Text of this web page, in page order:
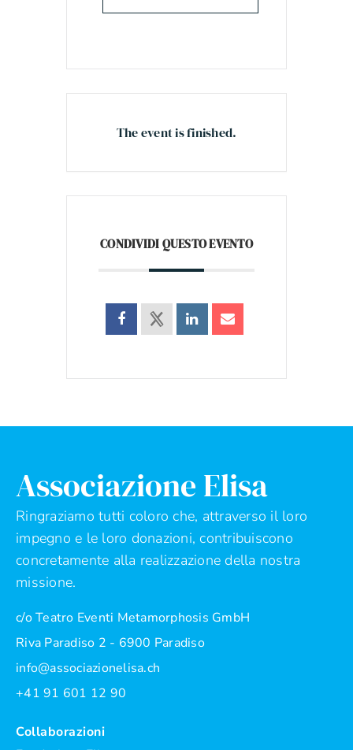
The event is finished.
CONDIVIDI QUESTO EVENTO
Associazione Elisa
Ringraziamo tutti coloro che, attraverso il loro
impegno e le loro donazioni, contribuiscono
concretamente alla realizzazione della nostra
missione.
c/o Teatro Eventi Metamorphosis GmbH
Riva Paradiso 2 - 6900 Paradiso
info@associazionelisa.ch
+41 91 601 12 90
Collaborazioni